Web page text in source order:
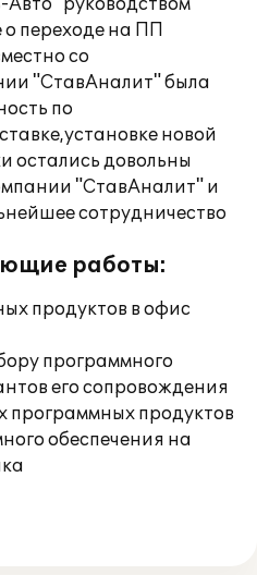
руководством
переходе на ПП
со
"СтавАналит" была
по
новой
остались довольны
"СтавАналит" и
сотрудничество
работы:
продуктов в офис
программного
его сопровождения
продуктов
обеспечения на